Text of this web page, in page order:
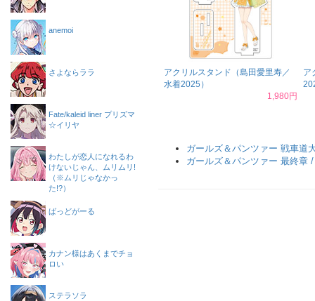
アクリルスタンド（島田愛里寿／
水着2025）
1,980円
ア
ガールズ＆パンツァー 戦車道
ガールズ＆パンツァー 最終章
anemoi
さよならララ
Fate/kaleid liner プリズマ
☆イリヤ
わたしが恋人になれるわ
けないじゃん、ムリムリ!
（※ムリじゃなかっ
た!?）
ばっどがーる
カナン様はあくまでチョ
ロい
ステラソラ